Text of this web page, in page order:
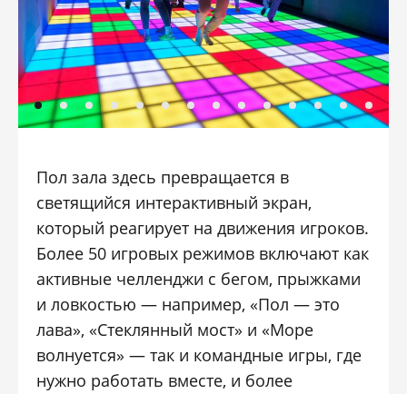
Пол зала здесь превращается в
светящийся интерактивный экран,
который реагирует на движения игроков.
Более 50 игровых режимов включают как
активные челленджи с бегом, прыжками
и ловкостью — например, «Пол — это
лава», «Стеклянный мост» и «Море
волнуется» — так и командные игры, где
нужно работать вместе, и более